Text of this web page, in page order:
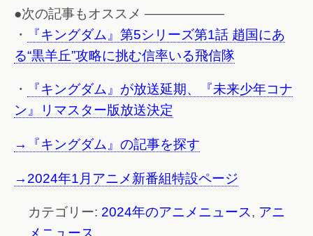
●次の記事もオススメ ——————
・
『キングダム』第5シリーズ第1話 趙国にあ
る“黒羊丘”攻略に挑む信率いる飛信隊
・
『キングダム』が放送延期、『未来少年コナ
ン』リマスター版放送決定
→『キングダム』の記事を探す
→2024年1月アニメ新番組特設ページ
カテゴリー: 2024年のアニメニュース, アニ
メニュース